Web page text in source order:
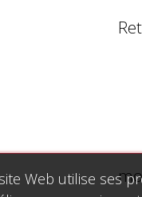
Web utilise ses